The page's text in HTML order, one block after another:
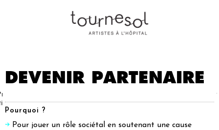
artistes
soutenir
Contact
DEVENIR PARTENAIRE
Pourquoi ?
Pour jouer un rôle sociétal en soutenant une cause